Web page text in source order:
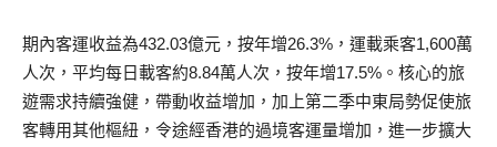
期內客運收益為432.03億元，按年增26.3%，運載乘客1,600萬
人次，平均每日載客約8.84萬人次，按年增17.5%。核心的旅
遊需求持續強健，帶動收益增加，加上第二季中東局勢促使旅
客轉用其他樞紐，令途經香港的過境客運量增加，進一步擴大